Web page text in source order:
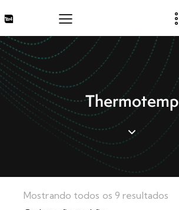
Thermotemp
Home
Marcas
Segmentos
Contato
Mostrando todos os 9 resultados